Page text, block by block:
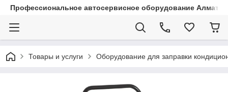
Профессиональное автосервисное оборудование Алматы
Товары и услуги Оборудование для заправки